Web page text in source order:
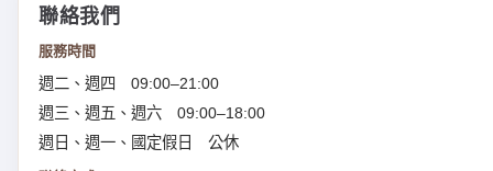
聯絡我們
服務時間
週二、週四 09:00–21:00
週三、週五、週六 09:00–18:00
週日、週一、國定假日 公休